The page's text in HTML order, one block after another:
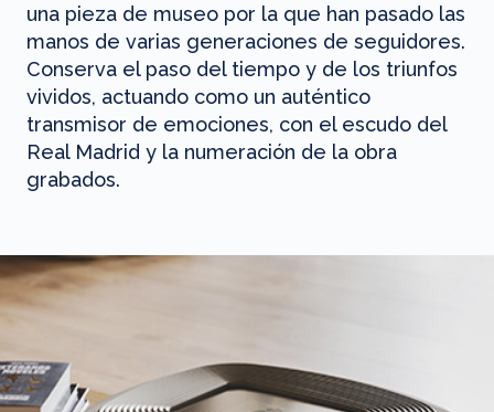
una pieza de museo por la que han pasado las
manos de varias generaciones de seguidores.
Conserva el paso del tiempo y de los triunfos
vividos, actuando como un auténtico
transmisor de emociones, con el escudo del
Real Madrid y la numeración de la obra
grabados.